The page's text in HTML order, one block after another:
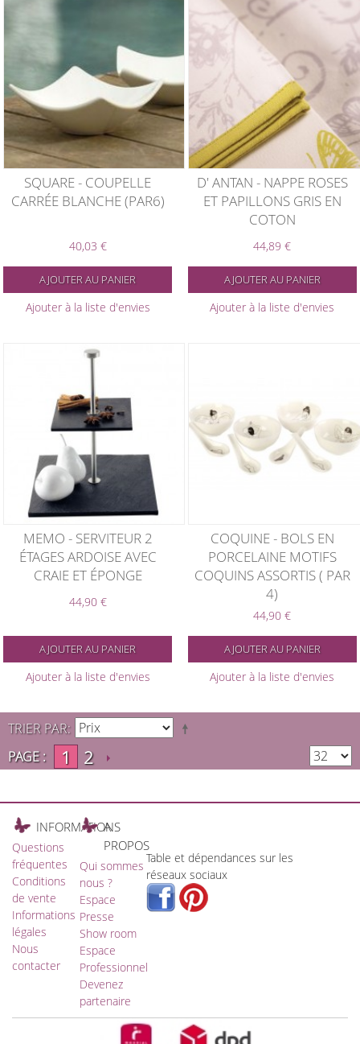
SQUARE - COUPELLE
CARRÉE BLANCHE (PAR6)
40,03 €
AJOUTER AU PANIER
Ajouter à la liste d'envies
D' ANTAN - NAPPE ROSES
ET PAPILLONS GRIS EN
COTON
44,89 €
AJOUTER AU PANIER
Ajouter à la liste d'envies
MEMO - SERVITEUR 2
ÉTAGES ARDOISE AVEC
CRAIE ET ÉPONGE
44,90 €
AJOUTER AU PANIER
Ajouter à la liste d'envies
COQUINE - BOLS EN
PORCELAINE MOTIFS
COQUINS ASSORTIS ( PAR
4)
44,90 €
AJOUTER AU PANIER
Ajouter à la liste d'envies
TRIER PAR
PAGE :
1 2
INFORMATIONS
Questions
fréquentes
Conditions
de vente
Informations
légales
Nous
contacter
A
PROPOS
Qui sommes
nous ?
Espace
Presse
Show room
Espace
Professionnel
Devenez
partenaire
Table et dépendances sur les
réseaux sociaux